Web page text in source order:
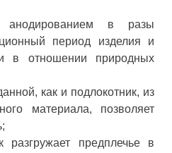
анодированием в разы
период изделия и
в отношении природных
как и подлокотник, из
материала, позволяет
разгружает предплечье в